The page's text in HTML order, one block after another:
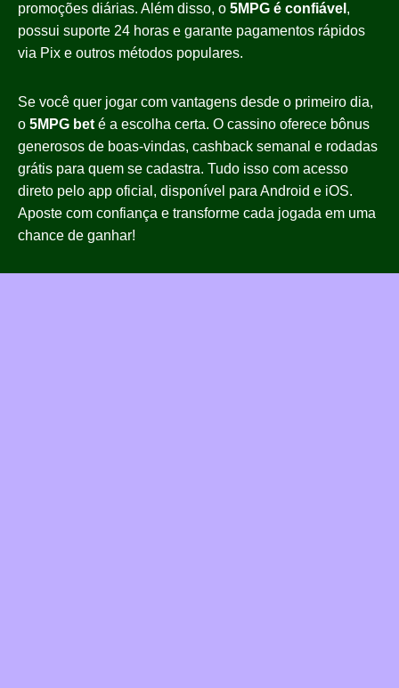
promoções diárias. Além disso, o 5MPG é confiável ,
possui suporte 24 horas e garante pagamentos rápidos
via Pix e outros métodos populares.
Se você quer jogar com vantagens desde o primeiro dia,
o 5MPG bet é a escolha certa. O cassino oferece bônus
generosos de boas-vindas, cashback semanal e rodadas
grátis para quem se cadastra. Tudo isso com acesso
direto pelo app oficial, disponível para Android e iOS.
Aposte com confiança e transforme cada jogada em uma
chance de ganhar!